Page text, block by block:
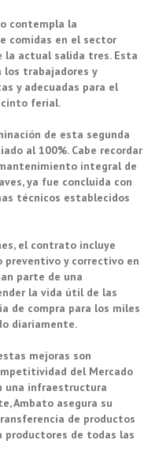
contempla la
comidas en el sector
la actual salida tres. Esta
los trabajadores y
y adecuadas para el
ferial.
de esta segunda
al 100%. Cabe recordar
integral de
ya fue concluida con
técnicos establecidos
el contrato incluye
y correctivo en
parte de una
la vida útil de las
de compra para los miles
diariamente.
mejoras son
del Mercado
una infraestructura
Ambato asegura su
de productos
productores de todas las